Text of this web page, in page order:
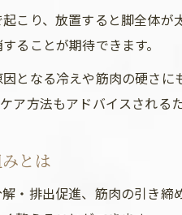
こり、放置すると脚全体
ることが期待できます。
となる冷えや筋肉の硬さ
ア方法もアドバイスされる
とは
・排出促進、筋肉の引き